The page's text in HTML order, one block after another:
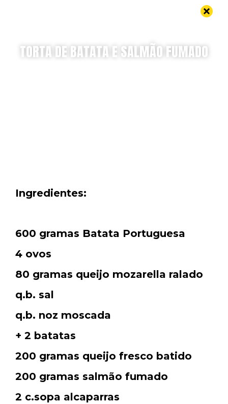
TORTA DE BATATA E SALMÃO FUMADO
Ingredientes:
600 gramas Batata Portuguesa
4 ovos
80 gramas queijo mozarella ralado
q.b. sal
q.b. noz moscada
+ 2 batatas
200 gramas queijo fresco batido
200 gramas salmão fumado
2 c.sopa alcaparras